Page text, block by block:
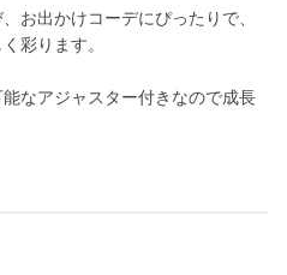
お出かけコーデにぴったりで、
彩ります。
なアジャスター付きなので成長